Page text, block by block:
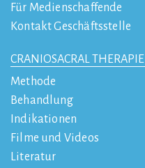
Für Medienschaffende
Kontakt Geschäftsstelle
CRANIOSACRAL THERAPIE
Methode
Behandlung
Indikationen
Filme und Videos
Literatur